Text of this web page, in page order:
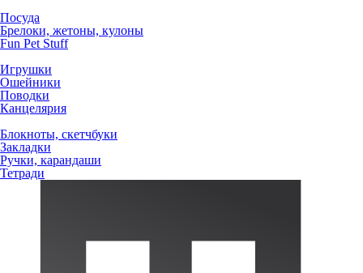
Посуда
Брелоки, жетоны, кулоны
Fun Pet Stuff
Игрушки
Ошейники
Поводки
Канцелярия
Блокноты, скетчбуки
Закладки
Ручки, карандаши
Тетради